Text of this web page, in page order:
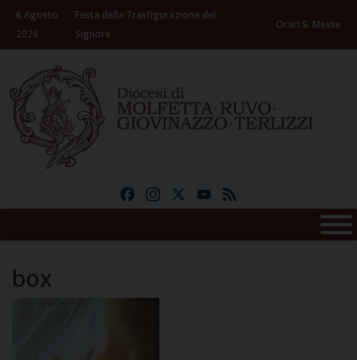
Skip
content
6 Agosto
2026
Festa della Trasfigurazione del
Signore
Orari S. Messe
FacebookInstagramYouTube
box